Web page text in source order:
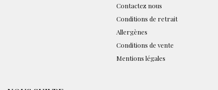
Contactez nous
Conditions de retrait
Allergènes
Conditions de vente
Mentions légales